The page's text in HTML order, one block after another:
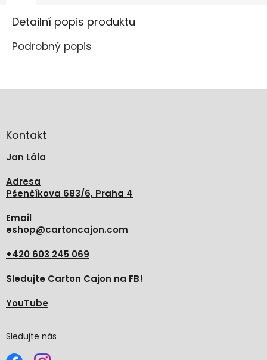
Detailní popis produktu
Podrobný popis
aKontakt
Jan Lála
Adresa
Pšenčíkova 683/6, Praha 4
Email
eshop@cartoncajon.com
+420 603 245 069
Sledujte Carton Cajon na FB!
YouTube
Sledujte nás